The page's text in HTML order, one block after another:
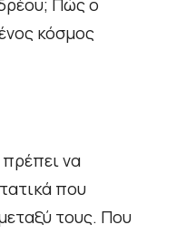
Πώς ο
κόσμος
να
που
τους. Που